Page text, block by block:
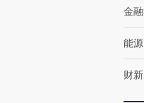
金
能源
财